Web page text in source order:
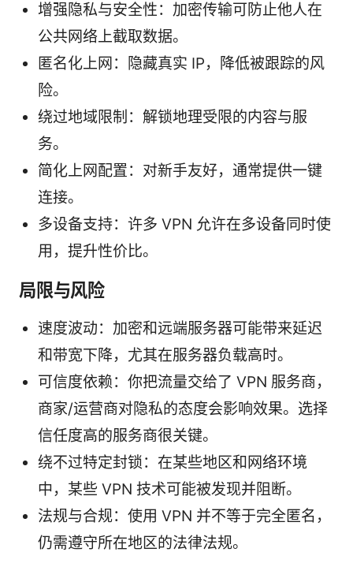
增强隐私与安全性：加密传输可防止他人在
公共网络上截取数据。
匿名化上网：隐藏真实 IP，降低被跟踪的风
险。
绕过地域限制：解锁地理受限的内容与服
务。
简化上网配置：对新手友好，通常提供一键
连接。
多设备支持：许多 VPN 允许在多设备同时使
用，提升性价比。
局限与风险
速度波动：加密和远端服务器可能带来延迟
和带宽下降，尤其在服务器负载高时。
可信度依赖：你把流量交给了 VPN 服务商，
商家/运营商对隐私的态度会影响效果。选择
信任度高的服务商很关键。
绕不过特定封锁：在某些地区和网络环境
中，某些 VPN 技术可能被发现并阻断。
法规与合规：使用 VPN 并不等于完全匿名，
仍需遵守所在地区的法律法规。